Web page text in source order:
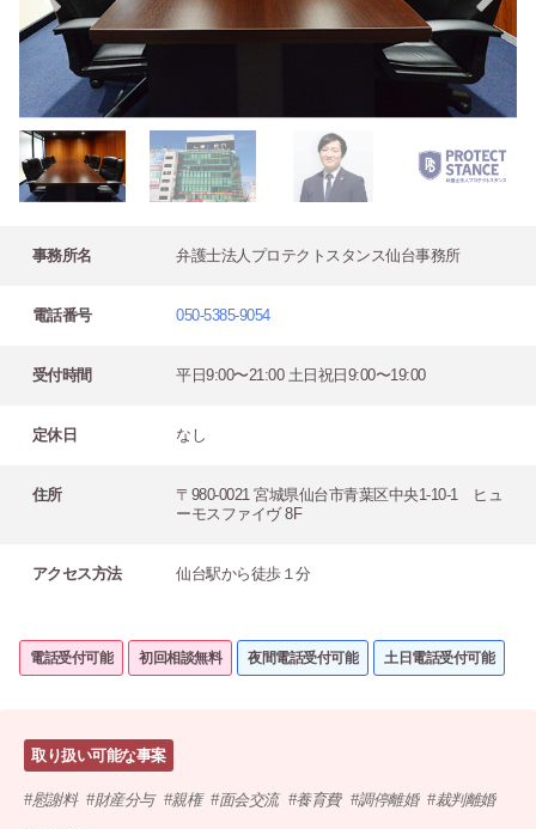
事務所名 弁護士法人プロテクトスタンス仙台事務所
電話番号 050-5385-9054
受付時間 平日9:00〜21:00 土日祝日9:00〜19:00
定休日 なし
住所
〒980-0021 宮城県仙台市青葉区中央1-10-1 ヒュ
ーモスファイヴ 8F
アクセス方法 仙台駅から徒歩１分
電話受付可能 初回相談無料 夜間電話受付可能 土日電話受付可能
取り扱い可能な事案
慰謝料 財産分与 親権 面会交流 養育費 調停離婚 裁判離婚